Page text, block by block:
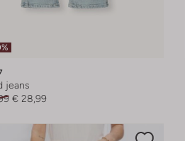
jeans
€ 28,99